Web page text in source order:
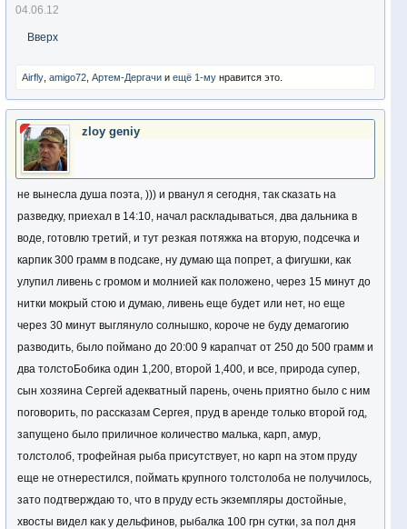
04.06.12
Вверх
Airfly amigo72 Артем-Дергачи и ещё 1-му нравится это.
zloy geniy
не вынесла душа поэта, ))) и рванул я сегодня, так сказать на
разведку, приехал в 14:10, начал раскладываться, два дальника в
воде, готовлю третий, и тут резкая потяжка на вторую, подсечка и
карпик 300 грамм в подсаке, ну думаю ща попрет, а фигушки, как
улупил ливень с громом и молнией как положено, через 15 минут до
нитки мокрый стою и думаю, ливень еще будет или нет, но еще
через 30 минут выглянуло солнышко, короче не буду демагогию
разводить, было поймано до 20:00 9 карапчат от 250 до 500 грамм и
два толстоБобика один 1,200, второй 1,400, и все, природа супер,
сын хозяина Сергей адекватный парень, очень приятно было с ним
поговорить, по рассказам Сергея, пруд в аренде только второй год,
запущено было приличное количество малька, карп, амур,
толстолоб, трофейная рыба присутствует, но карп на этом пруду
еще не отнерестился, поймать крупного толстолоба не получилось,
зато подтверждаю то, что в пруду есть экземпляры достойные,
хвосты видел как у дельфинов, рыбалка 100 грн сутки, за пол дня